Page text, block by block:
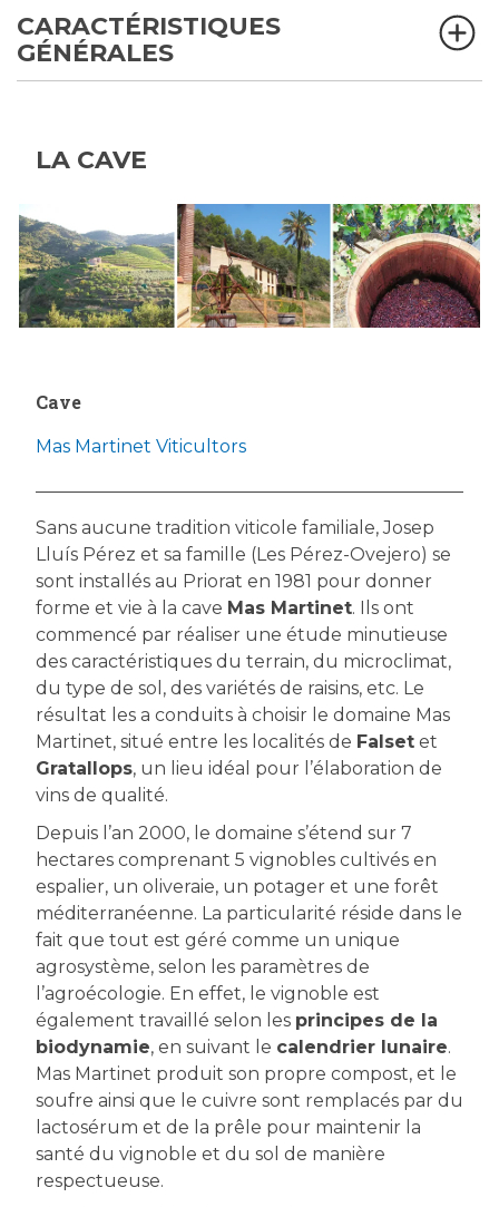
CARACTÉRISTIQUES
GÉNÉRALES
LA CAVE
Cave
Mas Martinet Viticultors
Sans aucune tradition viticole familiale, Josep
Lluís Pérez et sa famille (Les Pérez-Ovejero) se
sont installés au Priorat en 1981 pour donner
forme et vie à la cave Mas Martinet. Ils ont
commencé par réaliser une étude minutieuse
des caractéristiques du terrain, du microclimat,
du type de sol, des variétés de raisins, etc. Le
résultat les a conduits à choisir le domaine Mas
Martinet, situé entre les localités de Falset et
Gratallops, un lieu idéal pour l’élaboration de
vins de qualité.
Depuis l’an 2000, le domaine s’étend sur 7
hectares comprenant 5 vignobles cultivés en
espalier, un oliveraie, un potager et une forêt
méditerranéenne. La particularité réside dans le
fait que tout est géré comme un unique
agrosystème, selon les paramètres de
l’agroécologie. En effet, le vignoble est
également travaillé selon les principes de la
biodynamie, en suivant le calendrier lunaire.
Mas Martinet produit son propre compost, et le
soufre ainsi que le cuivre sont remplacés par du
lactosérum et de la prêle pour maintenir la
santé du vignoble et du sol de manière
respectueuse.